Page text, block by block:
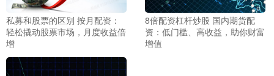
私募和股票的区别 按月配资：
轻松撬动股票市场，月度收益倍
增
8倍配资杠杆炒股 国内期货配
资：低门槛、高收益，助你财富
增值